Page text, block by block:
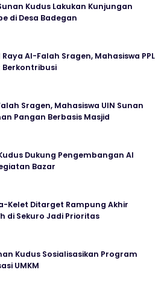
Kudus Lakukan Kunjungan
di Desa Badegan
Al-Falah Sragen, Mahasiswa PPL
Berkontribusi
Sragen, Mahasiswa UIN Sunan
Pangan Berbasis Masjid
Dukung Pengembangan Al
Bazar
Kelet Ditarget Rampung Akhir
di Sekuro Jadi Prioritas
Kudus Sosialisasikan Program
UMKM